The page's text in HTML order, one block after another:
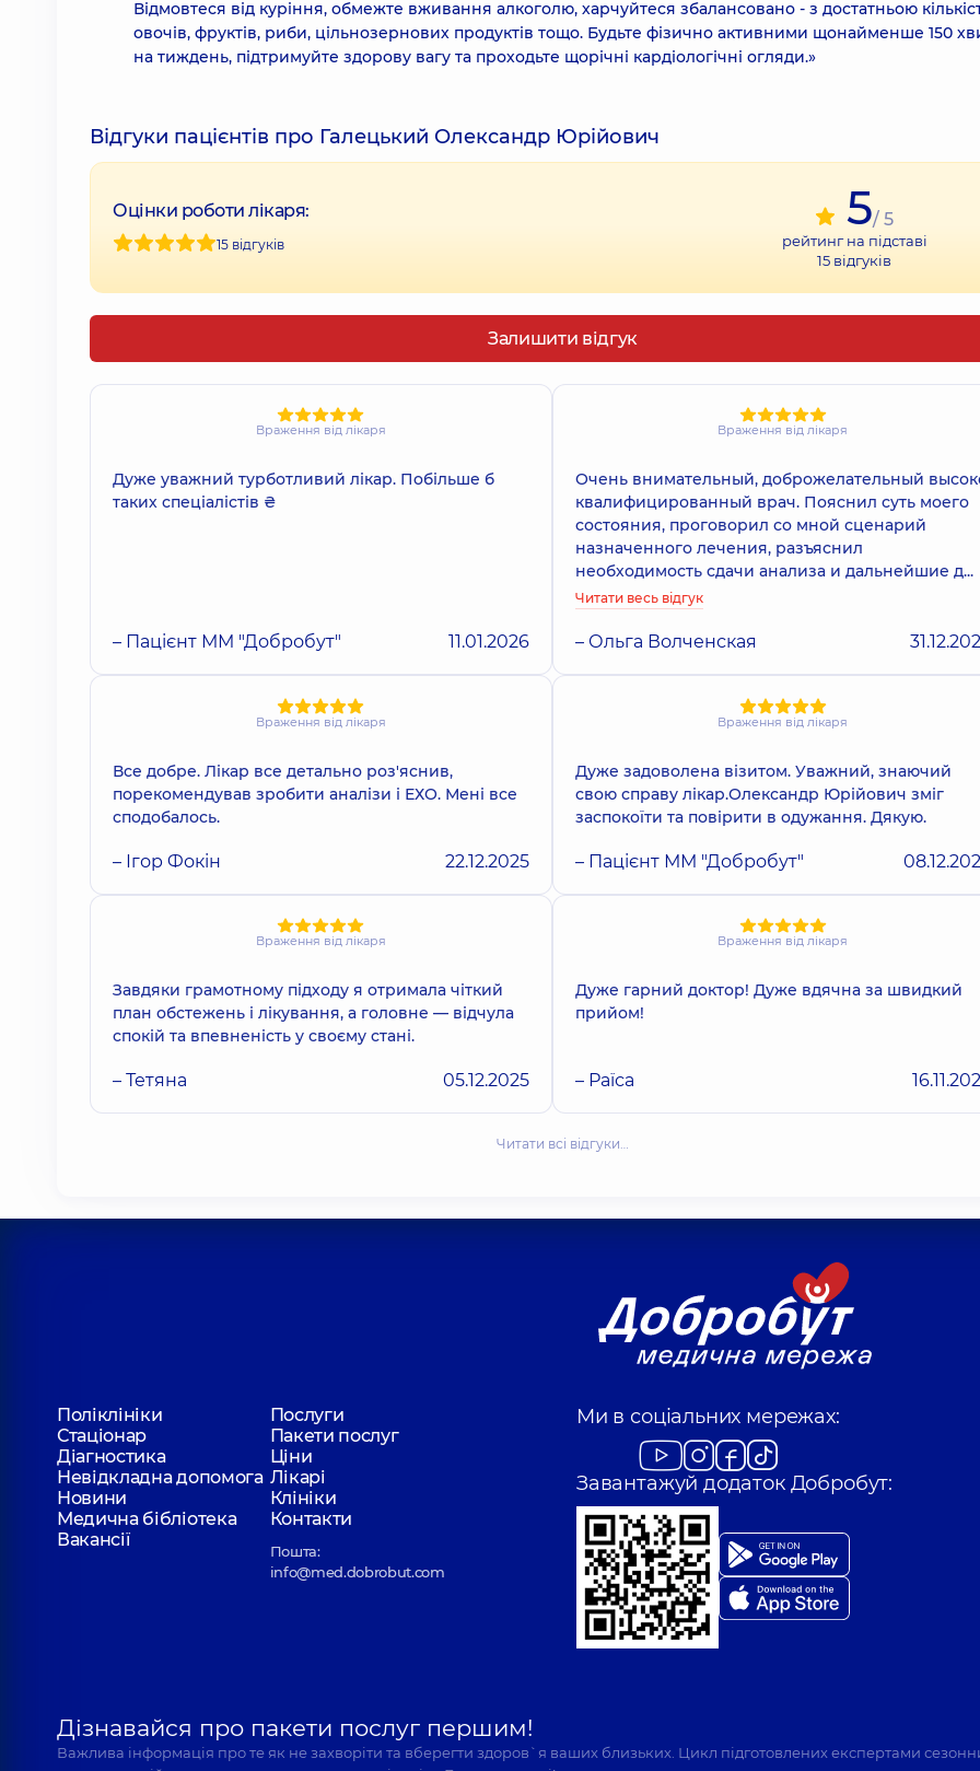
Відмовтеся від куріння, обмежте вживання алкоголю, харчуйтеся збалансовано - з достатньою
овочів, фруктів, риби, цільнозернових продуктів тощо. Будьте фізично активними щонайменше 150
на тиждень, підтримуйте здорову вагу та проходьте щорічні кардіологічні огляди.»
Відгуки пацієнтів про Галецький Олександр Юрійович
Оцінки роботи лікаря:
15 відгуків
5/ 5
рейтинг на підставі
15 відгуків
Залишити відгук
Враження від лікаря
Дуже уважний турботливий лікар. Побільше б
таких спеціалістів ₴
– Пацієнт ММ "Добробут" 11.01.2026
Враження від лікаря
Очень внимательный, доброжелательный
квалифицированный врач. Пояснил суть моего
состояния, проговорил со мной сценарий
назначенного лечения, разъяснил
необходимость сдачи анализа и дальнейшие д...
Читати весь відгук
– Ольга Волченская
Враження від лікаря
Все добре. Лікар все детально роз'яснив,
порекомендував зробити аналізи і ЕХО. Мені все
сподобалось.
– Ігор Фокін 22.12.2025
Враження від лікаря
Дуже задоволена візитом. Уважний, знаючий
свою справу лікар.Олександр Юрійович зміг
заспокоїти та повірити в одужання. Дякую.
– Пацієнт ММ "Добробут"
Враження від лікаря
Завдяки грамотному підходу я отримала чіткий
план обстежень і лікування, а головне — відчула
спокій та впевненість у своєму стані.
– Тетяна 05.12.2025
Враження від лікаря
Дуже гарний доктор! Дуже вдячна за швидкий
прийом!
– Раїса
Читати всі відгуки…
Поліклініки
Послуги
Стаціонар
Пакети послуг
Діагностика
Ціни
Невідкладна допомога Лікарі
Новини
Клініки
Медична бібліотека
Контакти
Вакансії
Пошта:
info@med.dobrobut.com
Ми в соціальних мережах:
Завантажуй додаток Добробут:
Дізнавайся про пакети послуг першим!
Важлива інформація про те як не захворіти та вберегти здоров`я ваших близьких. Цикл підготовлених експертами